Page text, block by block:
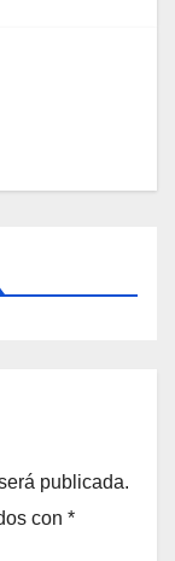
publicada.
con *